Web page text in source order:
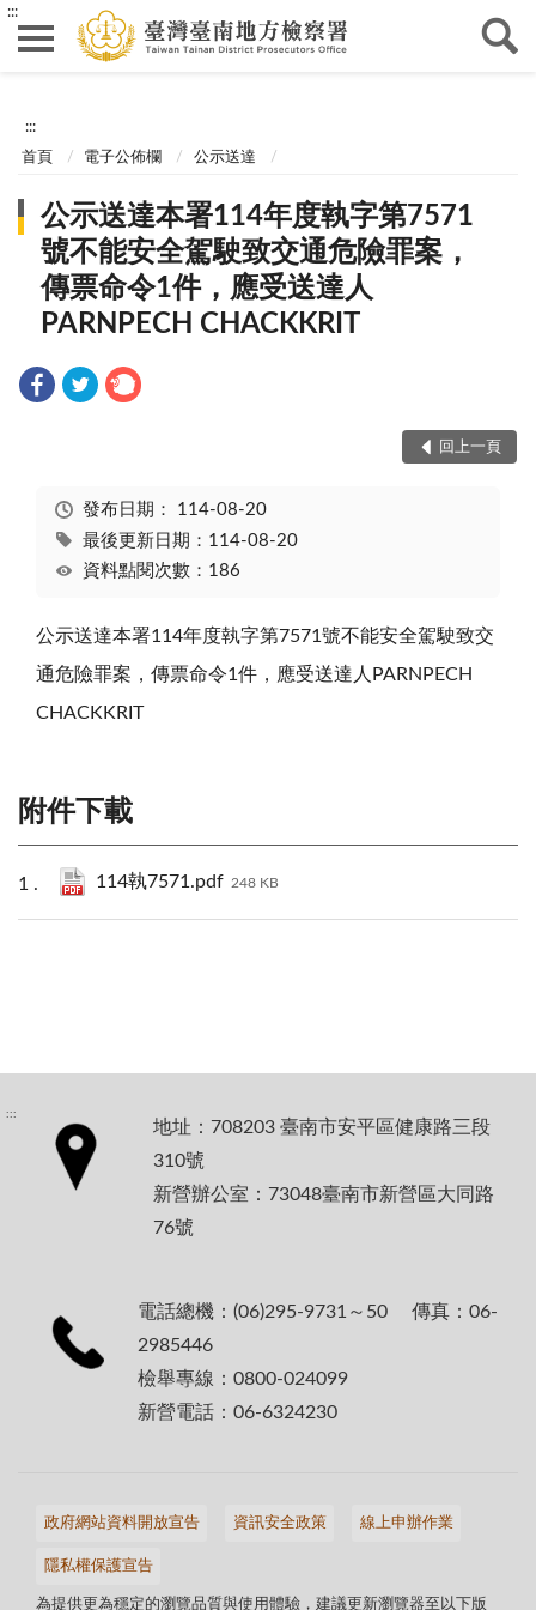
:::
:::
首頁 電子公佈欄 公示送達
公示送達本署114年度執字第7571
號不能安全駕駛致交通危險罪案，
傳票命令1件，應受送達人
PARNPECH CHACKKRIT
回上一頁
發布日期： 114-08-20
最後更新日期：114-08-20
資料點閱次數：186
公示送達本署114年度執字第7571號不能安全駕駛致交
通危險罪案，傳票命令1件，應受送達人PARNPECH
CHACKKRIT
附件下載
114執7571.pdf 248 KB
:::
地址：708203 臺南市安平區健康路三段
310號
新營辦公室：73048臺南市新營區大同路
76號
電話總機：(06)295-9731～50 傳真：06-
2985446
檢舉專線：0800-024099
新營電話：06-6324230
政府網站資料開放宣告 資訊安全政策 線上申辦作業
隱私權保護宣告
為提供更為穩定的瀏覽品質與使用體驗，建議更新瀏覽器至以下版